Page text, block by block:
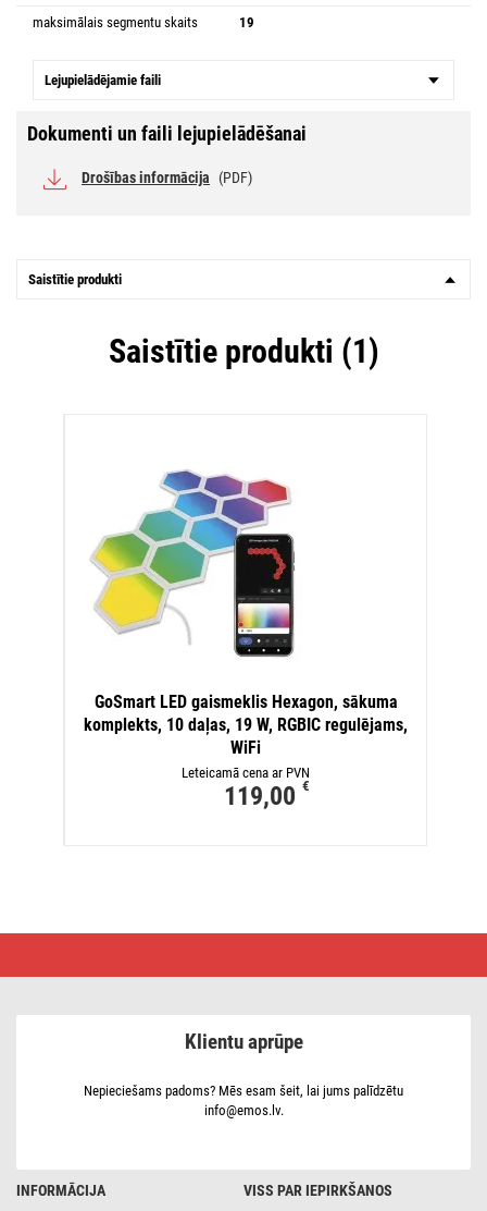
maksimālais segmentu skaits
19
Lejupielādējamie faili
Dokumenti un faili lejupielādēšanai
Drošības informācija (PDF)
Saistītie produkti
Saistītie produkti (1)
GoSmart LED gaismeklis Hexagon, sākuma
komplekts, 10 daļas, 19 W, RGBIC regulējams,
WiFi
Leteicamā cena ar PVN
119,00 €
INFORMĀCIJA VISS PAR IEPIRKŠANOS
Klientu aprūpe
Nepieciešams padoms? Mēs esam šeit, lai jums palīdzētu
info@emos.lv.